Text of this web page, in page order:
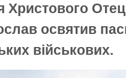
Христового
освятив
військових.